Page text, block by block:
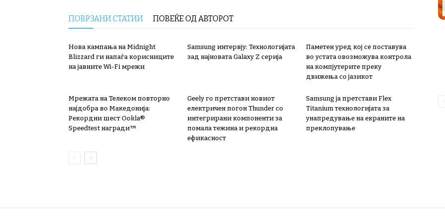
ПОВРЗАНИ СТАТИИ ПОВЕЌЕ ОД АВТОРОТ
Нова кампања на Midnight
Blizzard ги напаѓа корисниците
на јавните Wi-Fi мрежи
Samsung интервју: Технологијата
зад најновата Galaxy Z серија
Паметен уред кој се поставува
во устата овозможува контрола
на компјутерите преку
движења со јазикот
Мрежата на Телеком повторно
најдобра во Македонија:
Рекордни шест Ookla®
Speedtest награди™
Geely го претстави новиот
електричен погон Thunder со
интегрирани компоненти за
помала тежина и рекордна
ефикасност
Samsung ја претстави Flex
Titanium технологијата за
унапредување на екраните на
преклопување